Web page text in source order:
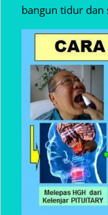
bangun tidur dan